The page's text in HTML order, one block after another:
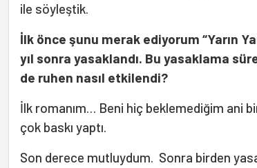
ile söyleştik.
İlk önce şunu merak ediyorum “Yarın
yıl sonra yasaklandı. Bu yasaklama
de ruhen nasıl etkilendi?
İlk romanım… Beni hiç beklemediğim ani
çok baskı yaptı.
Son derece mutluydum. Sonra birden